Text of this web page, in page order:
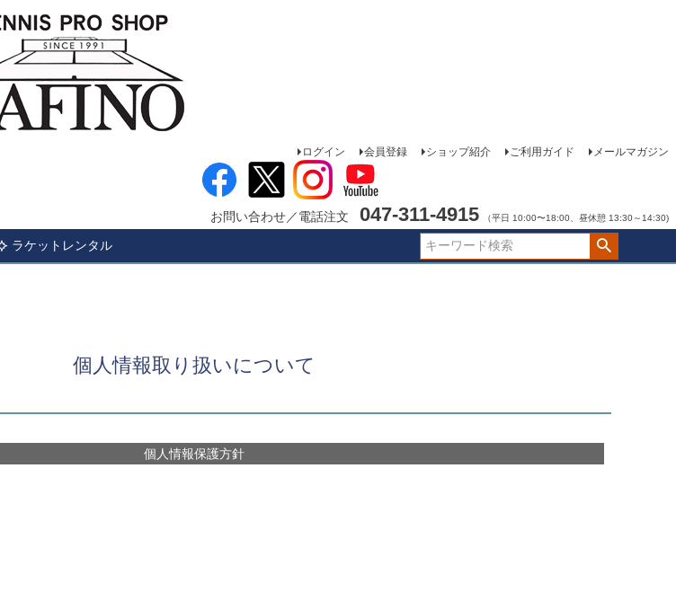
ログイン 会員登録 ショップ紹介 ご利用ガイド メールマガジン
お問い合わせ／電話注文 047-311-4915 （平日 10:00〜18:00、昼休憩 13:30～14:30)
ラケットレンタル
個人情報取り扱いについて
個人情報保護方針